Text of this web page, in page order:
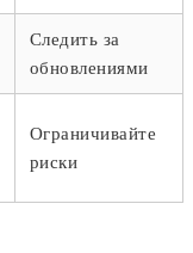
Следить за
обновлениями
Ограничивайте
риски